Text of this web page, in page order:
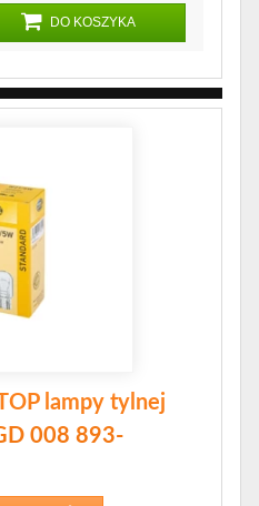
DO KOSZYKA
lampy tylnej
008 893-